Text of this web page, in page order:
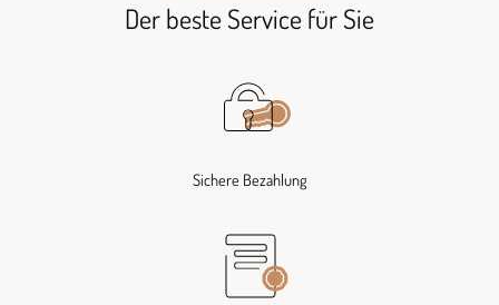
Der beste Service für Sie
Sichere Bezahlung